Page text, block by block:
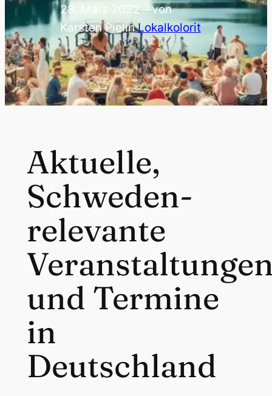
28. März 2022—von
Karsten PielinLokalkolorit
Aktuelle,
Schweden-
relevante
und Termine
in
Deutschland